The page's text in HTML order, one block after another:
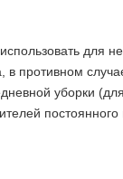
для
в противном
уборки